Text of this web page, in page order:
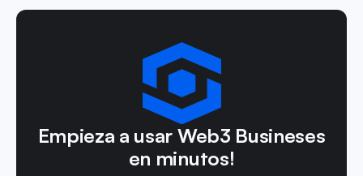
Empieza a usar Web3 Busineses
en minutos!